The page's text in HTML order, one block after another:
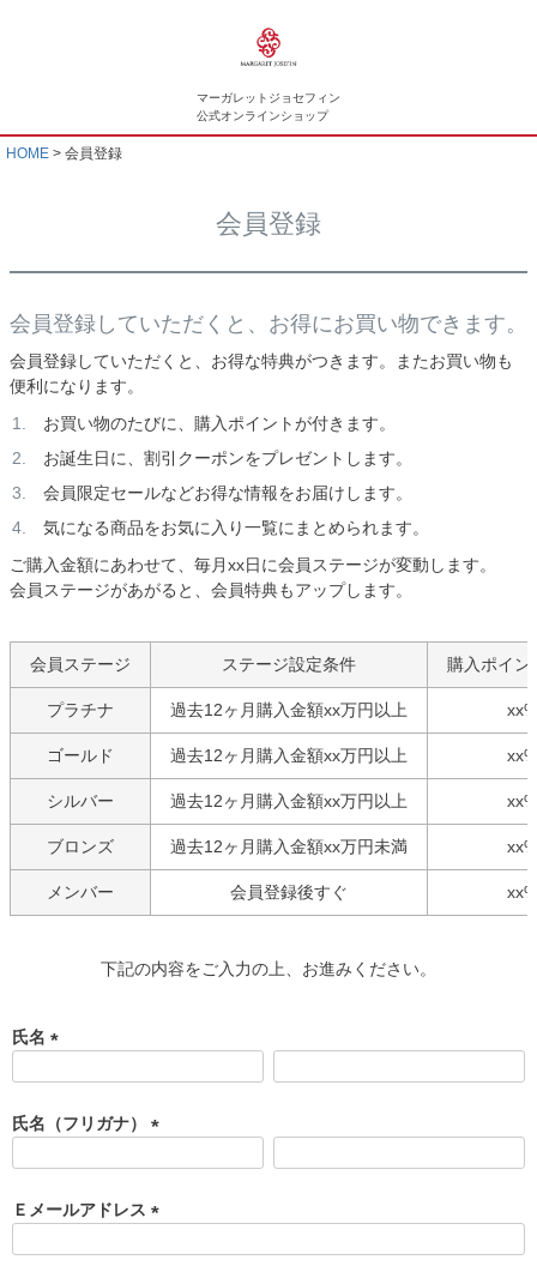
マーガレットジョセフィン
公式オンラインショップ
HOME 会員登録
会員登録
会員登録していただくと、お得にお買い物できます。
会員登録していただくと、お得な特典がつきます。またお買い物も
便利になります。
お買い物のたびに、購入ポイントが付きます。
お誕生日に、割引クーポンをプレゼントします。
会員限定セールなどお得な情報をお届けします。
気になる商品をお気に入り一覧にまとめられます。
ご購入金額にあわせて、毎月xx日に会員ステージが変動します。
会員ステージがあがると、会員特典もアップします。
会員ステージ ステージ設定条件 購入ポイン
プラチナ 過去12ヶ月購入金額xx万円以上 xx%
ゴールド 過去12ヶ月購入金額xx万円以上 xx%
シルバー 過去12ヶ月購入金額xx万円以上 xx%
ブロンズ 過去12ヶ月購入金額xx万円未満 xx%
メンバー 会員登録後すぐ xx%
下記の内容をご入力の上、お進みください。
氏名
須
)
氏名（フリガナ）
須
)
Ｅメールアドレス